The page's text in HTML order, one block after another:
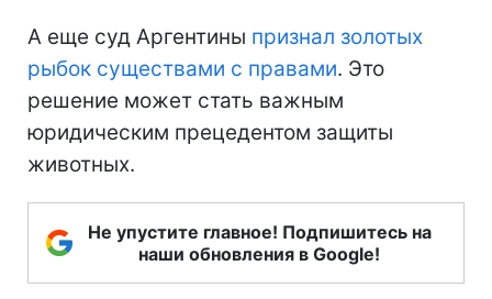
А еще суд Аргентины признал золотых
рыбок существами с правами. Это
решение может стать важным
юридическим прецедентом защиты
животных.
Не упустите главное! Подпишитесь на
наши обновления в Google!